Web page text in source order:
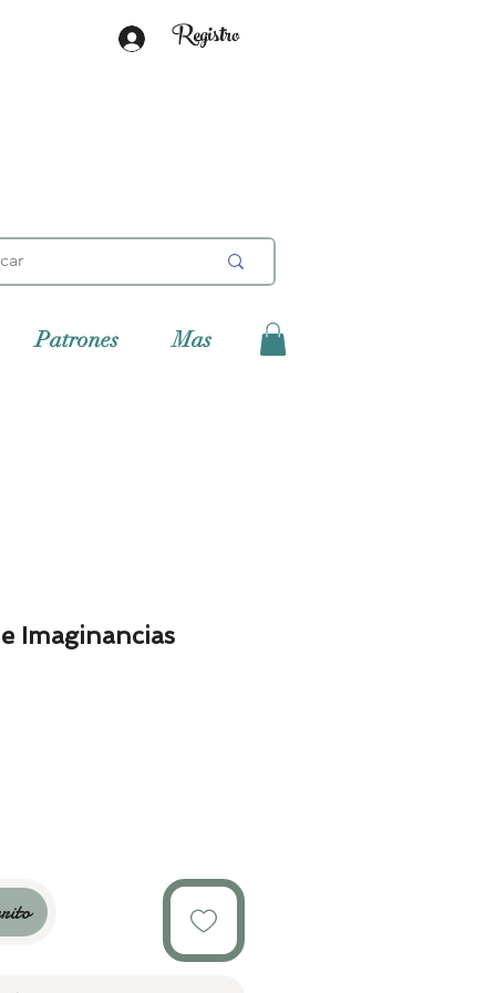
Registro
Patrones Mas
Imaginancias